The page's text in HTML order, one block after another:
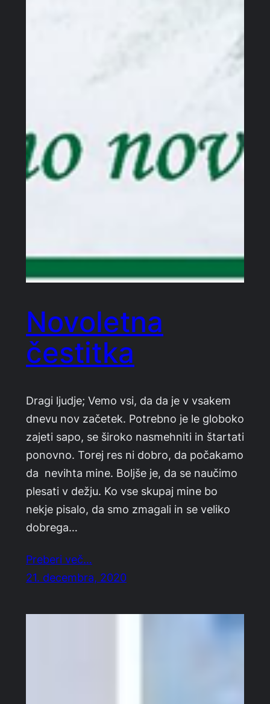
Novoletna
čestitka
Dragi ljudje; Vemo vsi, da da je v vsakem
dnevu nov začetek. Potrebno je le globoko
zajeti sapo, se široko nasmehniti in štartati
ponovno. Torej res ni dobro, da počakamo
da nevihta mine. Boljše je, da se naučimo
plesati v dežju. Ko vse skupaj mine bo
nekje pisalo, da smo zmagali in se veliko
dobrega…
Preberi več…
21. decembra, 2020